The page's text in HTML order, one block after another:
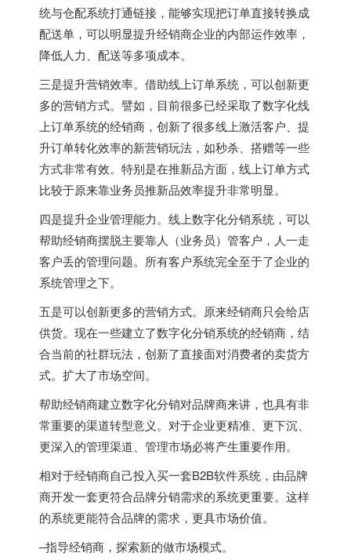
统与仓配系统打通链接，能够实现把订单直接转换成
配送单，可以明显提升经销商企业的内部运作效率，
降低人力、配送等多项成本。
三是提升营销效率。借助线上订单系统，可以创新更
多的营销方式。譬如，目前很多已经采取了数字化线
上订单系统的经销商，创新了很多线上激活客户、提
升订单转化效率的新营销玩法，如秒杀、搭赠等一些
方式非常有效。特别是在推新品方面，线上订单方式
比较于原来靠业务员推新品效率提升非常明显。
四是提升企业管理能力。线上数字化分销系统，可以
帮助经销商摆脱主要靠人（业务员）管客户，人一走
客户丢的管理问题。所有客户系统完全至于了企业的
系统管理之下。
五是可以创新更多的营销方式。原来经销商只会给店
供货。现在一些建立了数字化分销系统的经销商，结
合当前的社群玩法，创新了直接面对消费者的卖货方
式。扩大了市场空间。
帮助经销商建立数字化分销对品牌商来讲，也具有非
常重要的渠道转型意义。对于企业更精准、更下沉、
更深入的管理渠道、管理市场必将产生重要作用。
相对于经销商自己投入买一套B2B软件系统，由品牌
商开发一套更符合品牌分销需求的系统更重要。这样
的系统更能符合品牌的需求，更具市场价值。
–指导经销商，探索新的做市场模式。